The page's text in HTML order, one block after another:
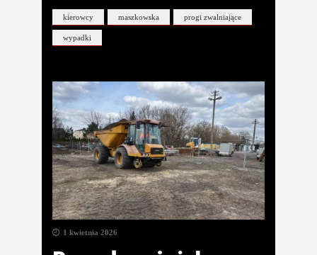
kierowcy maszkowska progi zwalniające
wypadki
1 kwietnia 2026